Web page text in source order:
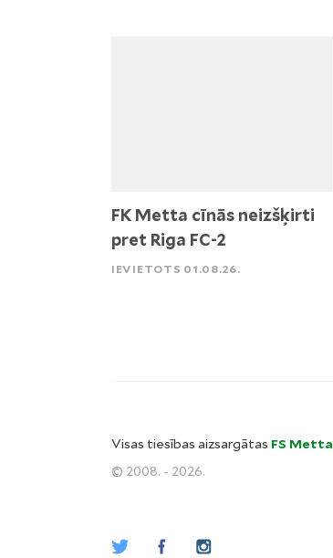
FK Metta cīnās neizšķirti
pret Riga FC-2
IEVIETOTS 01.08.26.
Visas tiesības aizsargātas FS Metta
© 2008. - 2026.